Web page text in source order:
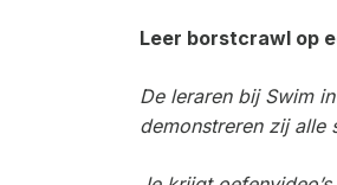
Leer borstcrawl op
De leraren bij Swim
demonstreren zij alle